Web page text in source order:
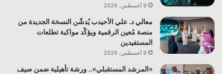
9 أغسطس، 2026
معالي د. علي الأحيدب يُدشّن النسخة الجديدة من
منصة مُعين الرقمية ويؤكّد مواكبة تطلعات
المستفيدين
9 أغسطس، 2026
«المرشد المستقبلي».. ورشة تأهيلية ضمن صيف